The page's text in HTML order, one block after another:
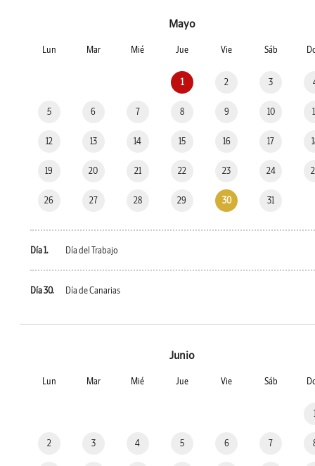
Mayo
Lun Mar Mié Jue Vie Sáb
1 2 3
5 6 7 8 9 10
12 13 14 15 16 17
19 20 21 22 23 24
26 27 28 29 30 31
Día 1. Día del Trabajo
Día 30. Día de Canarias
Junio
Lun Mar Mié Jue Vie Sáb
2 3 4 5 6 7